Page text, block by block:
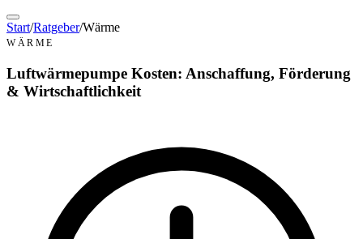
Start/Ratgeber/Wärme
WÄRME
Luftwärmepumpe Kosten: Anschaffung, Förderung
& Wirtschaftlichkeit